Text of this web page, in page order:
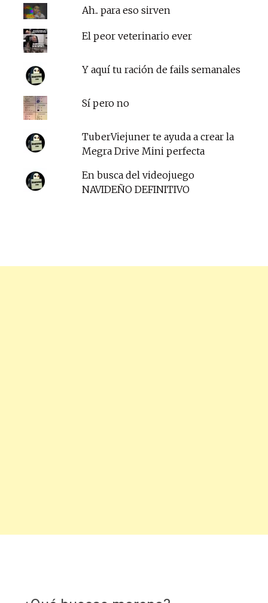
Ah.. para eso sirven
El peor veterinario ever
Y aquí tu ración de fails semanales
Sí pero no
TuberViejuner te ayuda a crear la
Megra Drive Mini perfecta
En busca del videojuego
NAVIDEÑO DEFINITIVO